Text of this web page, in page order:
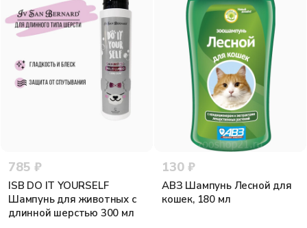
785 ₽
ISB DO IT YOURSELF
Шампунь для животных с
длинной шерстью 300 мл
130 ₽
АВЗ Шампунь Лесной для
кошек, 180 мл